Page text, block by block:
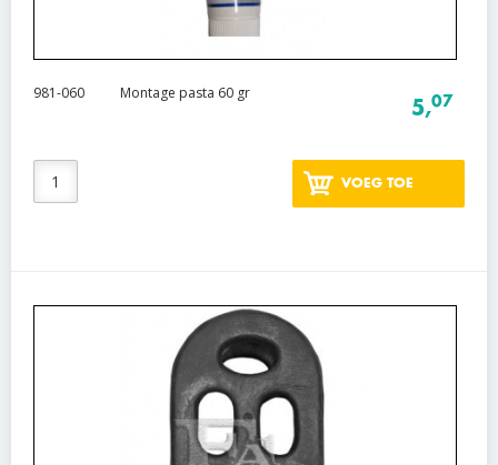
981-060 Montage pasta 60 gr
5,07
VOEG TOE